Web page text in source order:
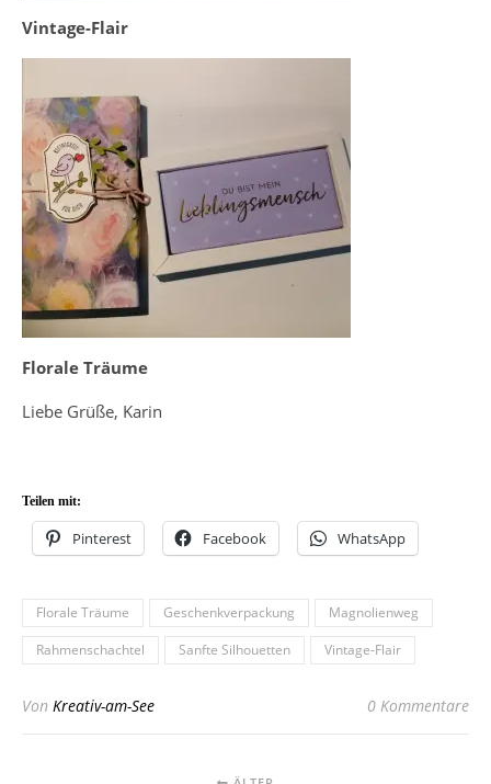
Vintage-Flair
Florale Träume
Liebe Grüße, Karin
Teilen mit:
Pinterest Facebook WhatsApp
Florale Träume Geschenkverpackung
Magnolienweg
Rahmenschachtel
Sanfte Silhouetten Vintage-Flair
Von Kreativ-am-See 0 Kommentare